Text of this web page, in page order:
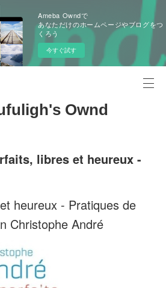
Ameba Owndで
あなただけのホームページやブログをつ
くろう
今すぐ試す
Ownd
libres et heureux -
heureux - Pratiques de
Christophe André